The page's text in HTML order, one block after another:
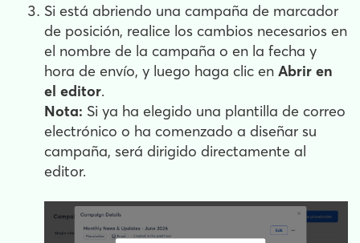
Si está abriendo una campaña de marcador
de posición, realice los cambios necesarios en
el nombre de la campaña o en la fecha y
hora de envío, y luego haga clic en Abrir en
el editor.
Nota: Si ya ha elegido una plantilla de correo
electrónico o ha comenzado a diseñar su
campaña, será dirigido directamente al
editor.